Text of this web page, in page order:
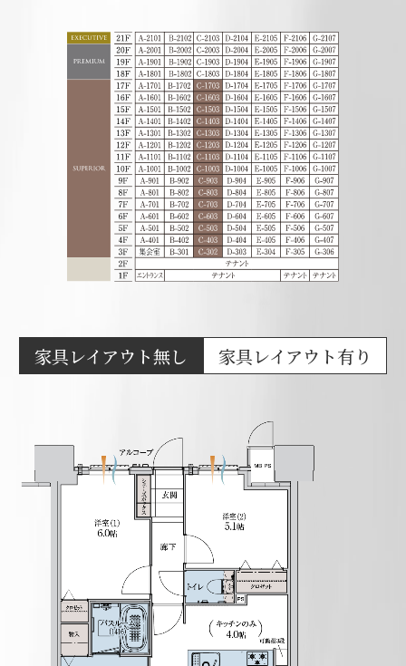
家具レイアウト無し 家具レイアウト有り